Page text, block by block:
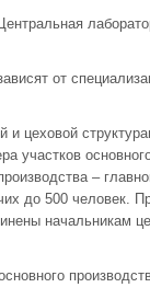
от
и цеховой
участков
–
до 500 человек.
начальникам